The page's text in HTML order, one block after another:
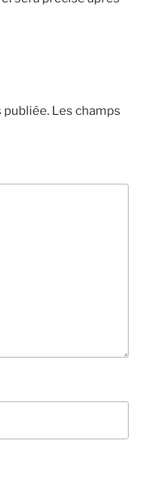
publiée. Les champs